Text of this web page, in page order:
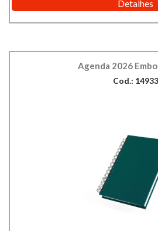
Detalhes
Agenda 2026
Cod.: 14933